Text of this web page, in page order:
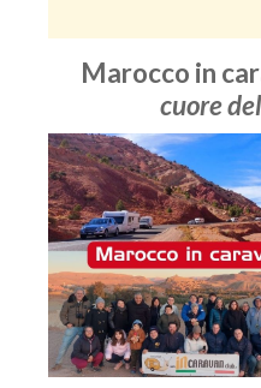
Marocco in
cuore